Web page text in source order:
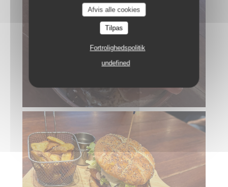
Afvis alle cookies
Tilpas
Fortrolighedspolitik
undefined